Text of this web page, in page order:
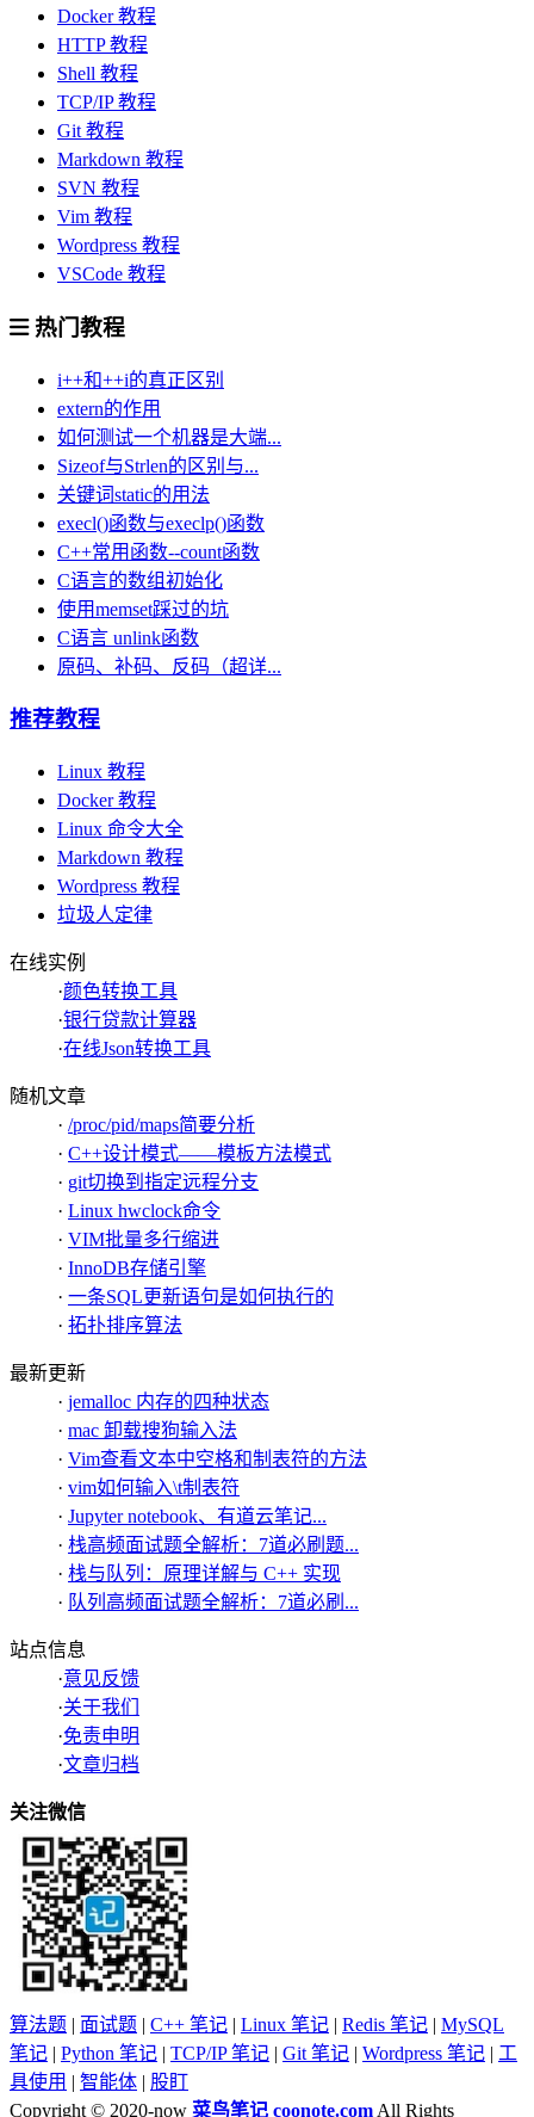
Docker 教程
HTTP 教程
Shell 教程
TCP/IP 教程
Git 教程
Markdown 教程
SVN 教程
Vim 教程
Wordpress 教程
VSCode 教程
热门教程
i++和++i的真正区别
extern的作用
如何测试一个机器是大端...
Sizeof与Strlen的区别与...
关键词static的用法
execl()函数与execlp()函数
C++常用函数--count函数
C语言的数组初始化
使用memset踩过的坑
C语言 unlink函数
原码、补码、反码（超详...
推荐教程
Linux 教程
Docker 教程
Linux 命令大全
Markdown 教程
Wordpress 教程
垃圾人定律
在线实例
·颜色转换工具
·银行贷款计算器
·在线Json转换工具
随机文章
· /proc/pid/maps简要分析
· C++设计模式——模板方法模式
· git切换到指定远程分支
· Linux hwclock命令
· VIM批量多行缩进
· InnoDB存储引擎
· 一条SQL更新语句是如何执行的
· 拓扑排序算法
最新更新
· jemalloc 内存的四种状态
· mac 卸载搜狗输入法
· Vim查看文本中空格和制表符的方法
· vim如何输入\t制表符
· Jupyter notebook、有道云笔记...
· 栈高频面试题全解析：7道必刷题...
· 栈与队列：原理详解与 C++ 实现
· 队列高频面试题全解析：7道必刷...
站点信息
·意见反馈
·关于我们
·免责申明
·文章归档
关注微信
算法题 | 面试题 | C++ 笔记 | Linux 笔记 | Redis 笔记 | MySQL
笔记 | Python 笔记 | TCP/IP 笔记 | Git 笔记 | Wordpress 笔记 | 工
具使用 | 智能体 | 股盯
Copyright © 2020-now 菜鸟笔记 coonote.com All Rights